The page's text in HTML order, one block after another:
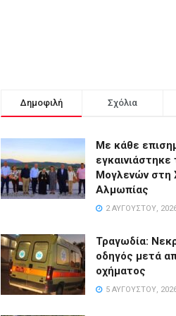
Δημοφιλή Σχόλια
Με κάθε
Μογλενών στη
Αλμωπίας
2 ΑΥΓΟΎΣΤΟΥ,
Τραγωδία:
οδηγός μετά
οχήματος
5 ΑΥΓΟΎΣΤΟΥ,